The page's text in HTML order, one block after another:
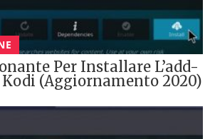
Per Installare L’add-
Kodi (Aggiornamento 2020)